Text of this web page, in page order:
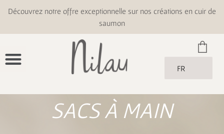
Découvrez notre offre exceptionnelle sur nos créations en cuir de
saumon
FR
SACS À MAIN